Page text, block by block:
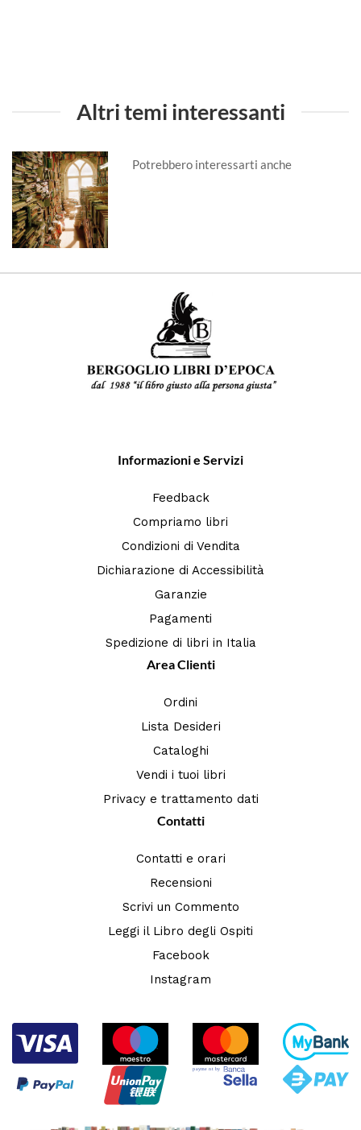
Altri temi interessanti
Potrebbero interessarti anche
Informazioni e Servizi
Feedback
Compriamo libri
Condizioni di Vendita
Dichiarazione di Accessibilità
Garanzie
Pagamenti
Spedizione di libri in Italia
Area Clienti
Ordini
Lista Desideri
Cataloghi
Vendi i tuoi libri
Privacy e trattamento dati
Contatti
Contatti e orari
Recensioni
Scrivi un Commento
Leggi il Libro degli Ospiti
Facebook
Instagram